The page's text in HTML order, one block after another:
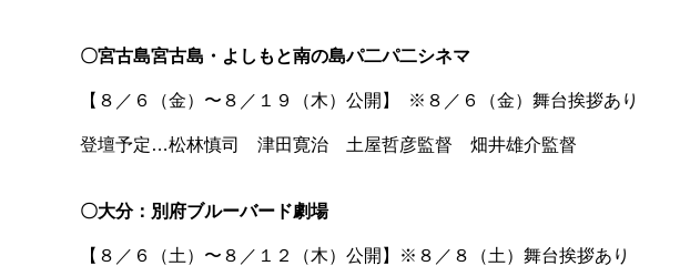
〇宮古島宮古島・よしもと南の島パ二パ二シネマ
【８／６（金）〜８／１９（木）公開】 ※８／６（金）舞台挨拶あり
登壇予定…松林慎司 津田寛治 土屋哲彦監督 畑井雄介監督
〇大分：別府ブルーバード劇場
【８／６（土）〜８／１２（木）公開】※８／８（土）舞台挨拶あり